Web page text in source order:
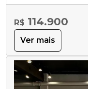
R$ 114.900
Ver mais